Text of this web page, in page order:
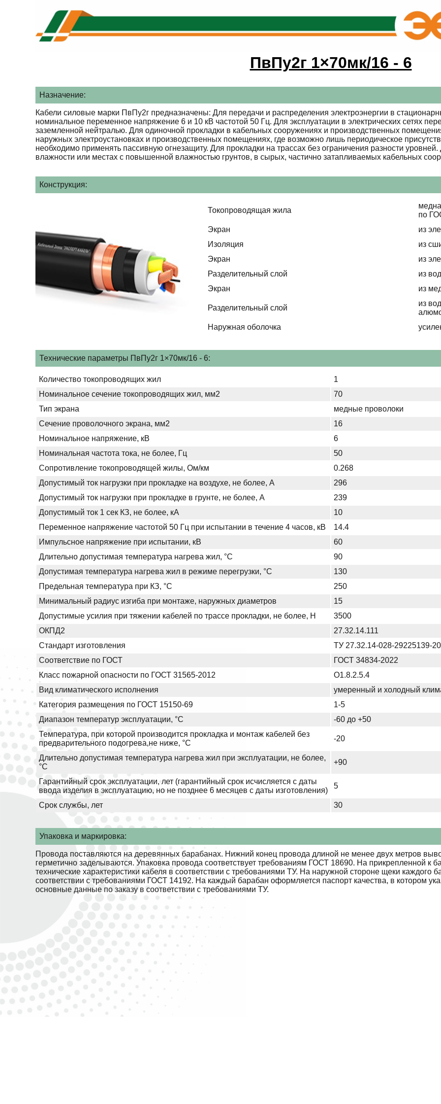
ПвПу2г 1×70мк/16 - 6
Назначение:
Кабели силовые марки ПвПу2г предназначены: Для передачи и распределения электроэнергии в
номинальное переменное напряжение 6 и 10 кВ частотой 50 Гц. Для эксплуатации в электрических сетях
заземленной нейтралью. Для одиночной прокладки в кабельных сооружениях и производственных
наружных электроустановках и производственных помещениях, где возможно лишь периодическое
необходимо применять пассивную огнезащиту. Для прокладки на трассах без ограничения разности
влажности или местах с повышенной влажностью грунтов, в сырых, частично затапливаемых кабельных
Конструкция:
Токопроводящая жила
по
Экран
из
Изоляция
из
Экран
из
Разделительный слой
из
Экран
из
Разделительный слой
из
Наружная оболочка
Технические параметры ПвПу2г 1×70мк/16 - 6:
Количество токопроводящих жил
1
Номинальное сечение токопроводящих жил, мм2
70
Тип экрана
медные проволоки
Сечение проволочного экрана, мм2
16
Номинальное напряжение, кВ
6
Номинальная частота тока, не более, Гц
50
Сопротивление токопроводящей жилы, Ом/км
0.268
Допустимый ток нагрузки при прокладке на воздухе, не более, А
296
Допустимый ток нагрузки при прокладке в грунте, не более, А
239
Допустимый ток 1 сек КЗ, не более, кА
10
Переменное напряжение частотой 50 Гц при испытании в течение 4 часов, кВ
14.4
Импульсное напряжение при испытании, кВ
60
Длительно допустимая температура нагрева жил, °С
90
Допустимая температура нагрева жил в режиме перегрузки, °С
130
Предельная температура при КЗ, °С
250
Минимальный радиус изгиба при монтаже, наружных диаметров
15
Допустимые усилия при тяжении кабелей по трассе прокладки, не более, Н
3500
ОКПД2
27.32.14.111
Стандарт изготовления
ТУ 27.32.14-028-29225139-
Соответствие по ГОСТ
ГОСТ 34834-2022
Класс пожарной опасности по ГОСТ 31565-2012
О1.8.2.5.4
Вид климатического исполнения
умеренный и холодный
Категория размещения по ГОСТ 15150-69
1-5
Диапазон температур эксплуатации, °С
-60 до +50
Температура, при которой производится прокладка и монтаж кабелей без
предварительного подогрева,не ниже, °С
-20
Длительно допустимая температура нагрева жил при эксплуатации, не более,
°С
+90
Гарантийный срок эксплуатации, лет (гарантийный срок исчисляется с даты
ввода изделия в эксплуатацию, но не позднее 6 месяцев с даты изготовления)
5
Срок службы, лет 30
Упаковка и маркировка:
Провода поставляются на деревянных барабанах. Нижний конец провода длиной не менее двух метров
герметично заделываются. Упаковка провода соответствует требованиям ГОСТ 18690. На прикрепленной к
технические характеристики кабеля в соответствии с требованиями ТУ. На наружной стороне щеки каждого
соответствии с требованиями ГОСТ 14192. На каждый барабан оформляется паспорт качества, в котором
основные данные по заказу в соответствии с требованиями ТУ.